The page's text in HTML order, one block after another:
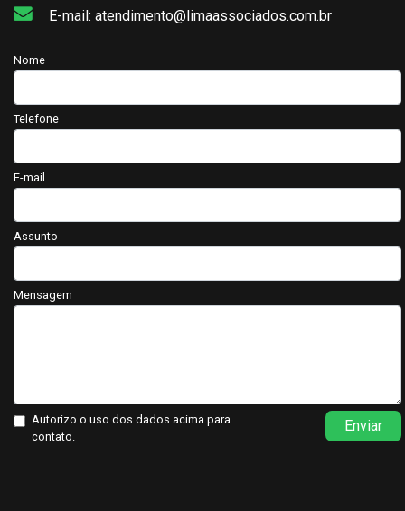
E-mail: atendimento@limaassociados.com.br
Nome
Telefone
E-mail
Assunto
Mensagem
Autorizo o uso dos dados acima para
contato.
Enviar